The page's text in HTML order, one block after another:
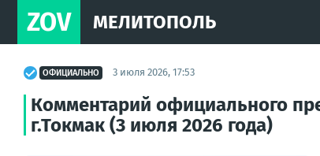
ZOV МЕЛИТОПОЛЬ
ОФИЦИАЛЬНО 3 июля 2026, 17:53
Комментарий официального
г.Токмак (3 июля 2026 года)